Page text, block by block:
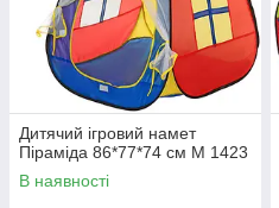
Дитячий ігровий намет
Піраміда 86*77*74 см M 1423
В наявності